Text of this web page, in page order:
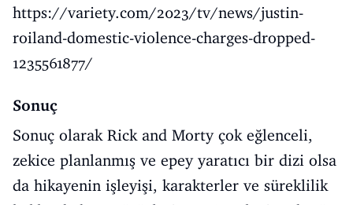
https://variety.com/2023/tv/news/justin-
roiland-domestic-violence-charges-dropped-
1235561877/
Sonuç
Sonuç olarak Rick and Morty çok eğlenceli,
zekice planlanmış ve epey yaratıcı bir dizi olsa
da hikayenin işleyişi, karakterler ve süreklilik